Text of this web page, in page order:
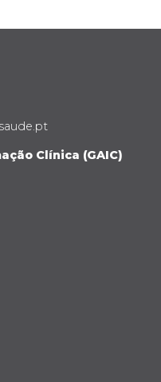
Clínica (GAIC)